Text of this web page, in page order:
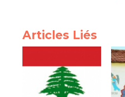
Articles Liés